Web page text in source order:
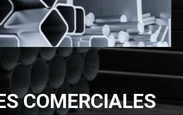
COMERCIALES